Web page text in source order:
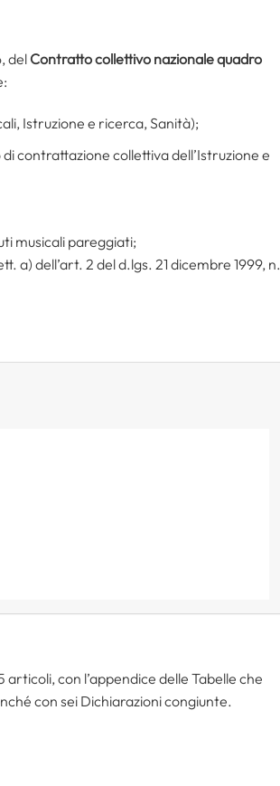
del Contratto collettivo nazionale quadro
Istruzione e ricerca, Sanità);
contrattazione collettiva dell’Istruzione e
musicali pareggiati;
a) dell’art. 2 del d.lgs. 21 dicembre 1999, n.
con l’appendice delle Tabelle che
con sei Dichiarazioni congiunte.